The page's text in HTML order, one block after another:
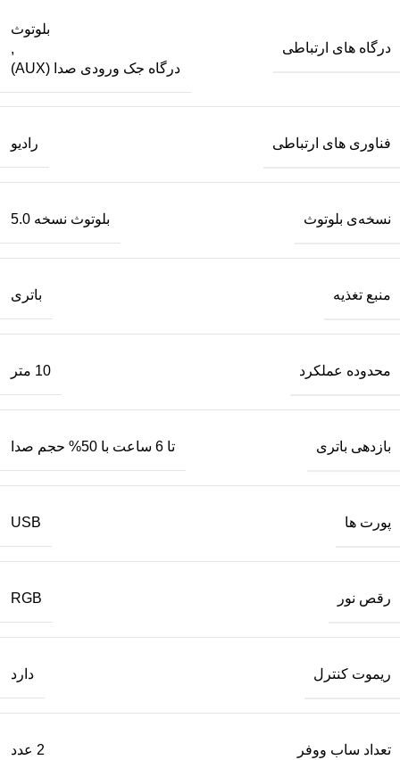
درگاه های ارتباطی
بلوتوث
,
درگاه جک ورودی صدا (AUX)
فناوری های ارتباطی رادیو
نسخه‌ی بلوتوث بلوتوث نسخه 5.0
منبع تغذیه باتری
محدوده عملکرد 10 متر
بازدهی باتری تا 6 ساعت با 50% حجم صدا
پورت‌ ها USB
رقص نور RGB
ریموت کنترل دارد
تعداد ساب‌ ووفر 2 عدد